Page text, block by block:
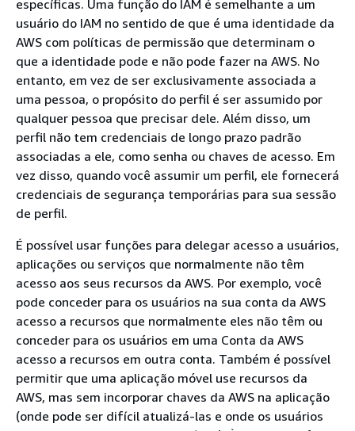
específicas. Uma função do IAM é semelhante a um
usuário do IAM no sentido de que é uma identidade da
AWS com políticas de permissão que determinam o
que a identidade pode e não pode fazer na AWS. No
entanto, em vez de ser exclusivamente associada a
uma pessoa, o propósito do perfil é ser assumido por
qualquer pessoa que precisar dele. Além disso, um
perfil não tem credenciais de longo prazo padrão
associadas a ele, como senha ou chaves de acesso. Em
vez disso, quando você assumir um perfil, ele fornecerá
credenciais de segurança temporárias para sua sessão
de perfil.
É possível usar funções para delegar acesso a usuários,
aplicações ou serviços que normalmente não têm
acesso aos seus recursos da AWS. Por exemplo, você
pode conceder para os usuários na sua conta da AWS
acesso a recursos que normalmente eles não têm ou
conceder para os usuários em uma Conta da AWS
acesso a recursos em outra conta. Também é possível
permitir que uma aplicação móvel use recursos da
AWS, mas sem incorporar chaves da AWS na aplicação
(onde pode ser difícil atualizá-las e onde os usuários